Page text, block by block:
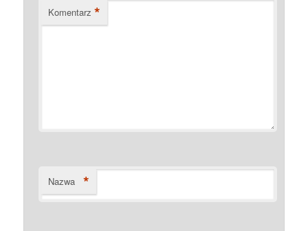
Komentarz *
Nazwa *